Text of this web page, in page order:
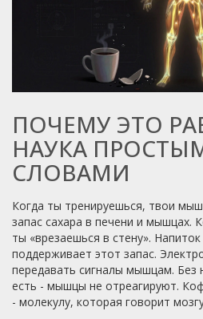
ПОЧЕМУ ЭТО
НАУКА
СЛОВАМИ
Когда ты тренируешься, твои
запас сахара в печени и мышцах.
ты «врезаешься в стену».
поддерживает этот запас.
передавать сигналы мышцам. Без
есть - мышцы не отреагируют.
- молекулу, которая говорит